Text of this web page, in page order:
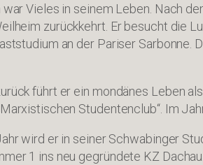
war Vieles in seinem Leben. Nach
zurückkehrt. Er besucht die
an der Pariser Sarbonne.
führt er ein mondänes Leben
Studentenclub“. Im
wird er in seiner Schwabinger
1 ins neu gegründete KZ